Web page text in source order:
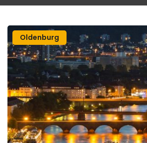
Oldenburg